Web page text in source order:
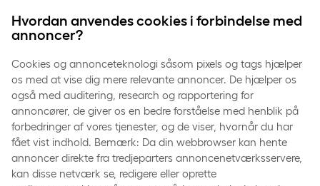
Hvordan anvendes cookies i forbindelse med
annoncer?
Cookies og annonceteknologi såsom pixels og tags hjælper
os med at vise dig mere relevante annoncer. De hjælper os
også med auditering, research og rapportering for
annoncører, de giver os en bedre forståelse med henblik på
forbedringer af vores tjenester, og de viser, hvornår du har
fået vist indhold. Bemærk: Da din webbrowser kan hente
annoncer direkte fra tredjeparters annoncenetværksservere,
kan disse netværk se, redigere eller oprette